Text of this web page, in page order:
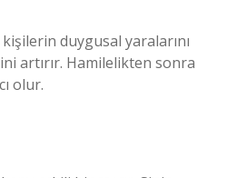
duygusal yaralarını
artırır. Hamilelikten sonra
olur.